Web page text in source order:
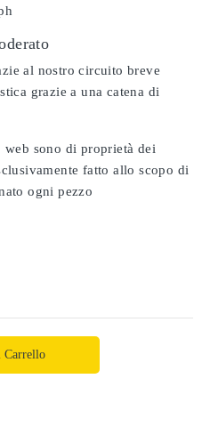
al nostro circuito breve
grazie a una catena di
sono di proprietà dei
fatto allo scopo di
ogni pezzo